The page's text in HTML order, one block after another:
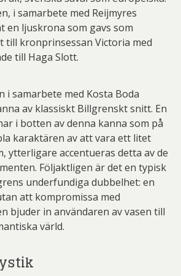
i samarbete med Reijmyres
en ljuskrona som gavs som
till kronprinsessan Victoria med
till Haga Slott.
i samarbete med Kosta Boda
av klassiskt Billgrenskt snitt. En
i botten av denna kanna som på
karaktären av att vara ett litet
ytterligare accentueras detta av de
Följaktligen är det en typisk
underfundiga dubbelhet: en
att kompromissa med
bjuder in användaren av vasen till
värld.